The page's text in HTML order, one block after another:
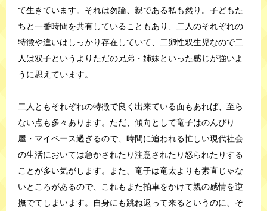
て生きています。それは勿論、親である私も然り。子どもた
ちと一番時間を共有していることもあり、二人のそれぞれの
特徴や違いはしっかり存在していて、二卵性双生児なので二
人は双子というよりただの兄弟・姉妹といった感じが強いよ
うに思えています。
二人ともそれぞれの特徴で良く出来ている面もあれば、至ら
ない点も多々あります。ただ、傾向として竜子はのんびり
屋・マイペース過ぎるので、時間に追われる忙しい現代社会
の生活においては急かされたり注意されたり怒られたりする
ことが多い気がします。また、竜子は竜太よりも素直じゃな
いところがあるので、これもまた拍車をかけて親の感情を逆
撫でてしまいます。自身にも跳ね返って来るというのに、そ